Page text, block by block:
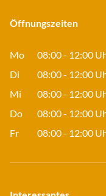
Öffnungszeiten
Mo
08:00 - 12:00
Di
08:00 - 12:00
Mi
08:00 - 12:00
Do
08:00 - 12:00
Fr
08:00 - 12:00